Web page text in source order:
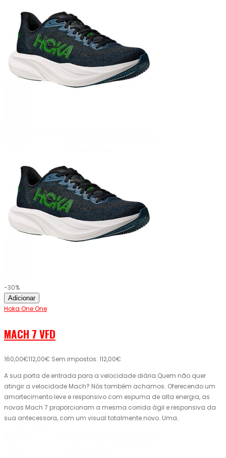
-30%
Adicionar
Hoka One One
MACH 7 VFD
160,00€112,00€ Sem impostos: 112,00€
A sua porta de entrada para a velocidade diária.Quem não quer
atingir a velocidade Mach? Nós também achamos. Oferecendo um
amortecimento leve e responsivo com espuma de alta energia, as
novas Mach 7 proporcionam a mesma corrida ágil e responsiva da
sua antecessora, com um visual totalmente novo. Uma..